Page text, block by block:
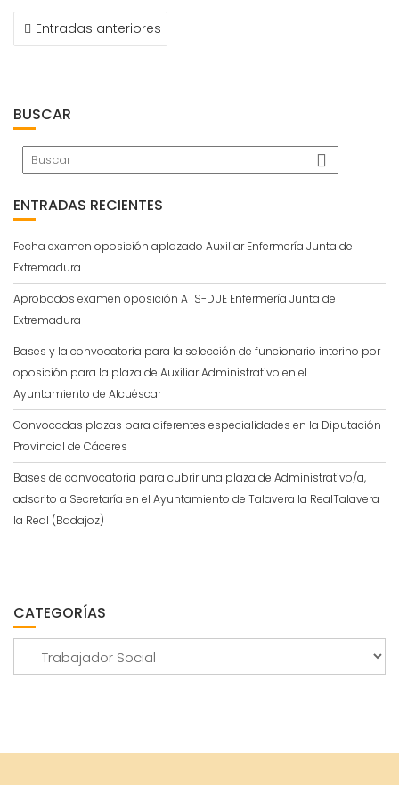
NAVEGACIÓN
DEEntradas anteriores
BUSCAR
ENTRADAS RECIENTES
Fecha examen oposición aplazado Auxiliar Enfermería Junta de
Extremadura
Aprobados examen oposición ATS-DUE Enfermería Junta de
Extremadura
Bases y la convocatoria para la selección de funcionario interino por
oposición para la plaza de Auxiliar Administrativo en el
Ayuntamiento de Alcuéscar
Convocadas plazas para diferentes especialidades en la Diputación
Provincial de Cáceres
Bases de convocatoria para cubrir una plaza de Administrativo/a,
adscrito a Secretaría en el Ayuntamiento de Talavera la RealTalavera
la Real (Badajoz)
CATEGORÍAS